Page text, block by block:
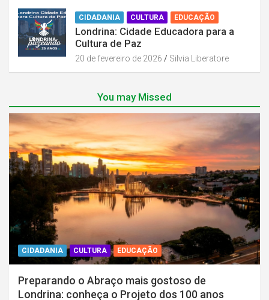
CIDADANIA CULTURA EDUCAÇÃO
Londrina: Cidade Educadora para a
Cultura de Paz
20 de fevereiro de 2026 Silvia Liberatore
You may Missed
CIDADANIA CULTURA EDUCAÇÃO
Preparando o Abraço mais gostoso de
Londrina: conheça o Projeto dos 100 anos